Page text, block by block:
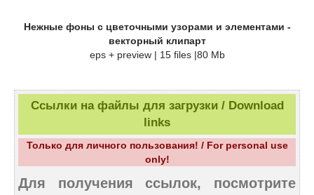
Нежные фоны с цветочными узорами и элементами -
векторный клипарт
eps + preview | 15 files |80 Mb
Ссылки на файлы для загрузки / Download
links
Только для личного пользования! / For personal use
only!
Для получения ссылок, посмотрите